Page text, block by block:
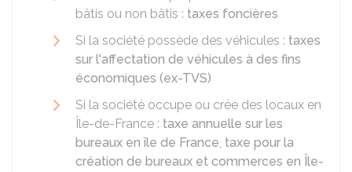
bâtis ou non bâtis : taxes foncières
Si la société possède des véhicules : taxes
sur l'affectation de véhicules à des fins
économiques (ex-TVS)
Si la société occupe ou crée des locaux en
Île-de-France : taxe annuelle sur les
bureaux en île de France, taxe pour la
création de bureaux et commerces en Île-